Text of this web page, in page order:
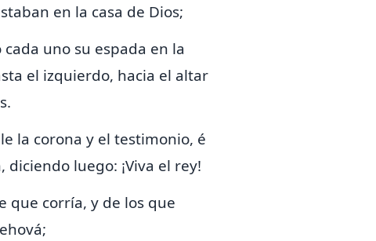
en la casa de Dios;
uno su espada en la
el izquierdo, hacia el altar
la corona y el testimonio, é
luego: ¡Viva el rey!
que corría, y de los que